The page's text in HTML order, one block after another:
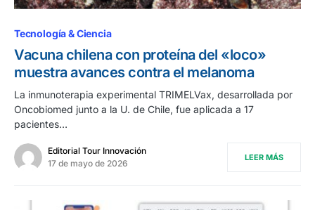
Tecnología & Ciencia
Vacuna chilena con proteína del «loco»
muestra avances contra el melanoma
La inmunoterapia experimental TRIMELVax, desarrollada por
Oncobiomed junto a la U. de Chile, fue aplicada a 17
pacientes…
Editorial Tour Innovación
17 de mayo de 2026
LEER MÁS